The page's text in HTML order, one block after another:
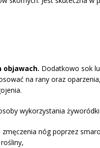
objawach. Dodatkowo sok
na rany oraz
wykorzystania
nóg poprzez